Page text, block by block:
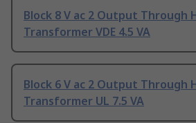
Block 8 V ac 2 Output Through
Transformer VDE 4.5 VA
Block 6 V ac 2 Output Through
Transformer UL 7.5 VA